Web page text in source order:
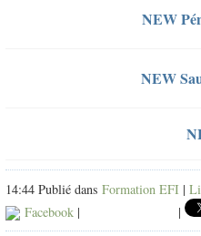
NEW
NEW
14:44 Publié dans Formation EFI |
Facebook | |